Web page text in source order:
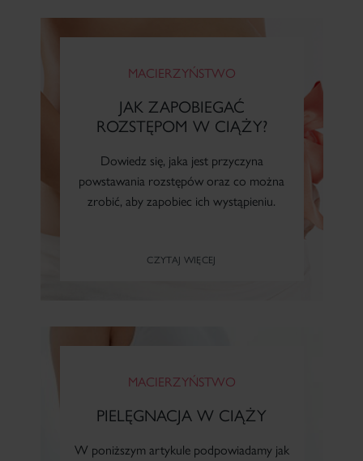
Dermopielęgnacja skóry głowy
Skóry głowy i włosów
Naczynkowej
Suchej i atopowej (z AZS)
Z przebarwieniami
Z trądzikiem różowatym
Po radioterapii
MACIERZYŃSTWO
JAK ZAPOBIEGAĆ
ROZSTĘPOM W CIĄŻY?
Dowiedz się, jaka jest przyczyna
powstawania rozstępów oraz co można
zrobić, aby zapobiec ich wystąpieniu.
CZYTAJ WIĘCEJ
MACIERZYŃSTWO
PIELĘGNACJA W CIĄŻY
W poniższym artykule podpowiadamy jak